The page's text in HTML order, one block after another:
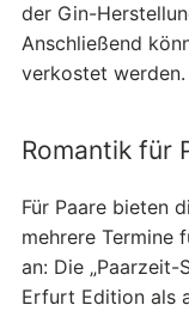
der Gin-
Anschließend
verkostet werden.
Romantik für
Für Paare bieten
mehrere Termine
an: Die
Erfurt Edition als